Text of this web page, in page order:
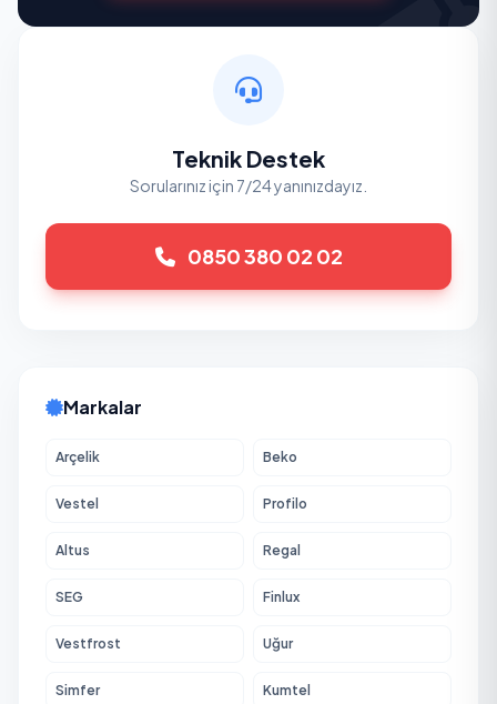
Teknik Destek
Sorularınız için 7/24 yanınızdayız.
0850 380 02 02
Markalar
Arçelik Beko
Vestel Profilo
Altus Regal
SEG Finlux
Vestfrost Uğur
Simfer Kumtel